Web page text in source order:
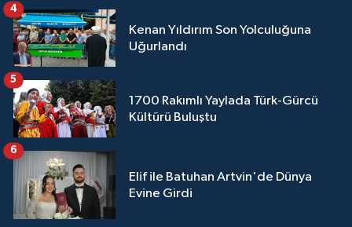
Kenan Yıldırım Son Yolculuğuna
Uğurlandı
4
1700 Rakımlı Yaylada Türk-Gürcü
Kültürü Buluştu
5
Elif ile Batuhan Artvin'de Dünya
Evine Girdi
6